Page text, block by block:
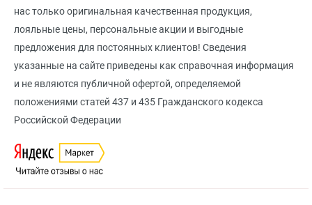
нас только оригинальная качественная продукция,
лояльные цены, персональные акции и выгодные
предложения для постоянных клиентов! Сведения
указанные на сайте приведены как справочная информация
и не являются публичной офертой, определяемой
положениями статей 437 и 435 Гражданского кодекса
Российской Федерации